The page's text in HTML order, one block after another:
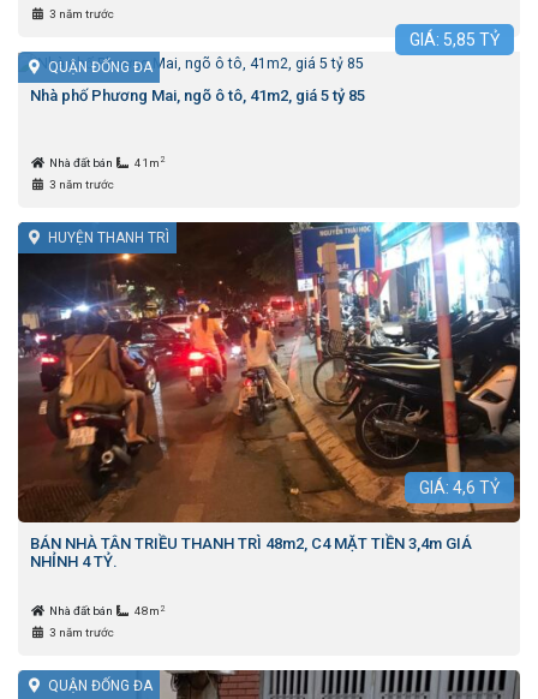
3 năm trước
QUẬN ĐỐNG ĐA
GIÁ: 5,85 TỶ
Nhà phố Phương Mai, ngõ ô tô, 41m2, giá 5 tỷ 85
Nhà đất bán 41m 2
3 năm trước
HUYỆN THANH TRÌ
GIÁ: 4,6 TỶ
BÁN NHÀ TÂN TRIỀU THANH TRÌ 48m2, C4 MẶT TIỀN 3,4m GIÁ
NHỈNH 4 TỶ.
Nhà đất bán 48m 2
3 năm trước
QUẬN ĐỐNG ĐA